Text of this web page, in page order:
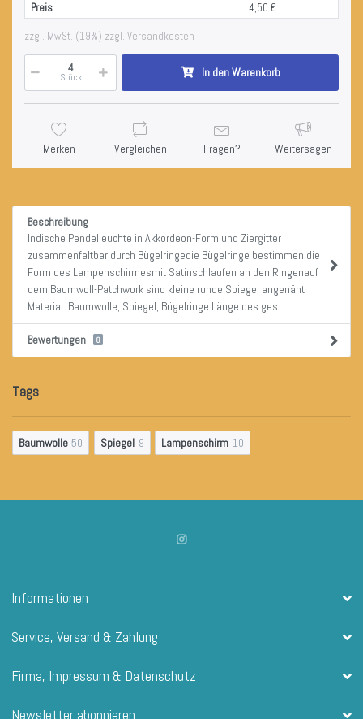
Preis
4,50 €
zzgl. MwSt. (19%) zzgl. Versandkosten
Stück In den Warenkorb
Merken Vergleichen Fragen? Weitersagen
Beschreibung
Indische Pendelleuchte in Akkordeon-Form und Ziergitter
zusammenfaltbar durch Bügelringedie Bügelringe bestimmen die
Form des Lampenschirmesmit Satinschlaufen an den Ringenauf
dem Baumwoll-Patchwork sind kleine runde Spiegel angenäht
Material: Baumwolle, Spiegel, Bügelringe Länge des ges...
Bewertungen 0
Tags
Baumwolle 50 Spiegel 9 Lampenschirm 10
Informationen
Service, Versand & Zahlung
Firma, Impressum & Datenschutz
Newsletter abonnieren